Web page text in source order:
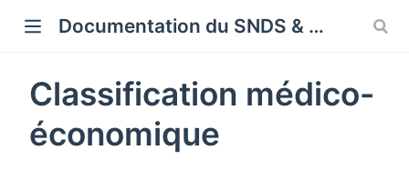
Documentation du SNDS & SNDS OMOP
Classification médico-
économique